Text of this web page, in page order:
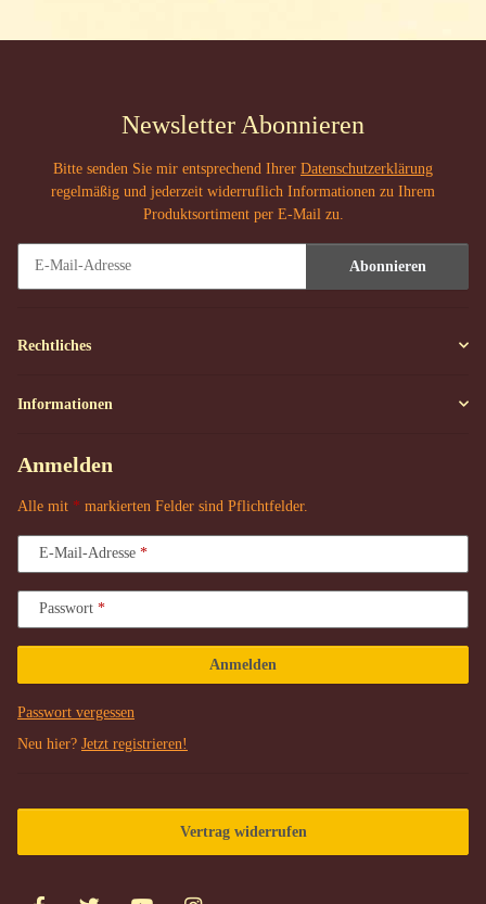
Newsletter Abonnieren
Bitte senden Sie mir entsprechend Ihrer Datenschutzerklärung
regelmäßig und jederzeit widerruflich Informationen zu Ihrem
Produktsortiment per E-Mail zu.
Abonnieren
Rechtliches
Informationen
Anmelden
Alle mit * markierten Felder sind Pflichtfelder.
E-Mail-Adresse
Passwort
Anmelden
Passwort vergessen
Neu hier? Jetzt registrieren!
Vertrag widerrufen